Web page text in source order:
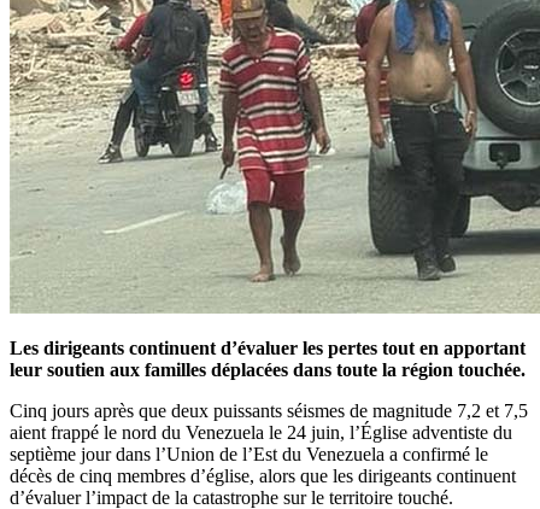
Les dirigeants continuent d’évaluer les pertes tout en apportant
leur soutien aux familles déplacées dans toute la région touchée.
Cinq jours après que deux puissants séismes de magnitude 7,2 et 7,5
aient frappé le nord du Venezuela le 24 juin, l’Église adventiste du
septième jour dans l’Union de l’Est du Venezuela a confirmé le
décès de cinq membres d’église, alors que les dirigeants continuent
d’évaluer l’impact de la catastrophe sur le territoire touché.